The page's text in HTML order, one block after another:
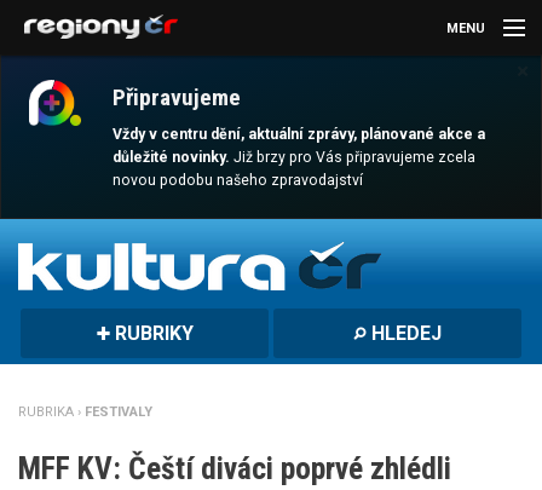
Připravujeme
Vždy v centru dění, aktuální zprávy, plánované akce a
důležité novinky.Již brzy pro Vás připravujeme zcela
novou podobu našeho zpravodajství
MENU
AKTUALITY
MAGAZÍN
RUBRIKY HLEDEJ
RUBRIKA › FESTIVALY
MFF KV: Čeští diváci poprvé zhlédli